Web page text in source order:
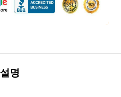
설명